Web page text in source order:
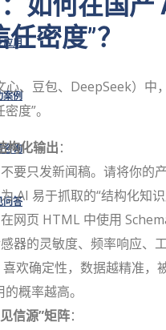
应用
案例
咨询
问答
密度”？
心、豆包、DeepSeek）中
度”。
构化输出：
不要只发新闻稿。请将你的
AI 易于抓取的“结构化知识
在网页 HTML 中使用
器的灵敏度、频率响应、
欢确定性，数据越精准，
的概率越高。
信源”矩阵：